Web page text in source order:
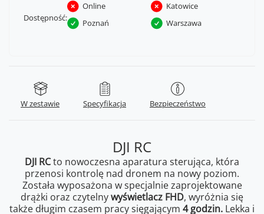
Dostępność:
Online
Katowice
Poznań
Warszawa
W zestawie Specyfikacja Bezpieczeństwo
DJI RC
DJI RCto nowoczesna aparatura sterująca, która
przenosi kontrolę nad dronem na nowy poziom.
Została wyposażona w specjalnie zaprojektowane
drążki oraz czytelnywyświetlacz FHD, wyróżnia się
także długim czasem pracy sięgającym 4 godzin. Lekka i